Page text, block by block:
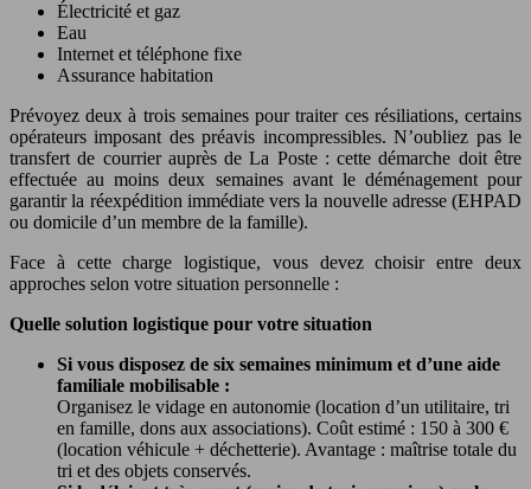
Électricité et gaz
Eau
Internet et téléphone fixe
Assurance habitation
Prévoyez deux à trois semaines pour traiter ces résiliations, certains
opérateurs imposant des préavis incompressibles. N’oubliez pas le
transfert de courrier auprès de La Poste : cette démarche doit être
effectuée au moins deux semaines avant le déménagement pour
garantir la réexpédition immédiate vers la nouvelle adresse (EHPAD
ou domicile d’un membre de la famille).
Face à cette charge logistique, vous devez choisir entre deux
approches selon votre situation personnelle :
Quelle solution logistique pour votre situation
Si vous disposez de six semaines minimum et d’une aide
familiale mobilisable :
Organisez le vidage en autonomie (location d’un utilitaire, tri
en famille, dons aux associations). Coût estimé : 150 à 300 €
(location véhicule + déchetterie). Avantage : maîtrise totale du
tri et des objets conservés.